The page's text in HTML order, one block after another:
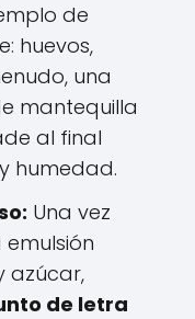
de
huevos,
una
mantequilla
al final
humedad.
Una vez
azúcar,
de letra